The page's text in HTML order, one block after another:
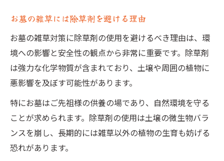
お墓の雑草には除草剤を避ける理由
お墓の雑草対策に除草剤の使用を避けるべき理由は、環
境への影響と安全性の観点から非常に重要です。除草剤
は強力な化学物質が含まれており、土壌や周囲の植物に
悪影響を及ぼす可能性があります。
特にお墓はご先祖様の供養の場であり、自然環境を守る
ことが求められます。除草剤の使用は土壌の微生物バラ
ンスを崩し、長期的には雑草以外の植物の生育も妨げる
恐れがあります。